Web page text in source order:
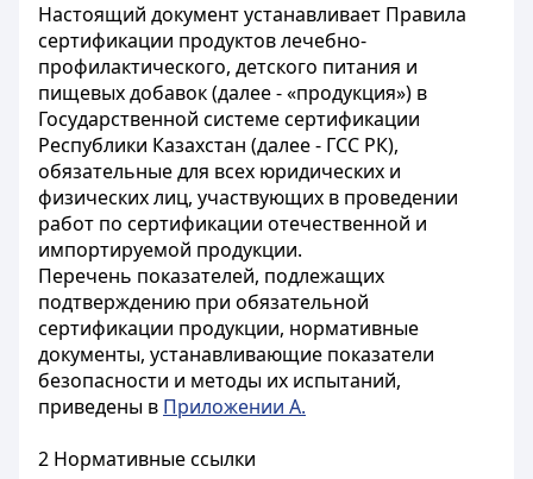
Настоящий документ устанавливает Правила
сертификации продуктов лечебно-
профилактического, детского питания и
пищевых добавок (далее - «продукция») в
Государственной системе сертификации
Республики Казахстан (далее - ГСС РК),
обязательные для всех юридических и
физических лиц, участвующих в проведении
работ по сертификации отечественной и
импортируемой продукции.
Перечень показателей, подлежащих
подтверждению при обязательной
сертификации продукции, нормативные
документы, устанавливающие показатели
безопасности и методы их испытаний,
приведены в Приложении А.
2 Нормативные ссылки